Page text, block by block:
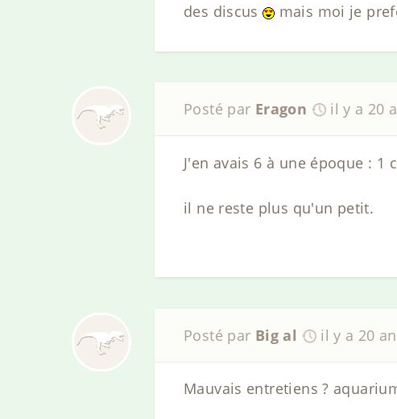
des discus mais moi je
Posté par Eragon il y a 20
J'en avais 6 à une époque :
il ne reste plus qu'un petit.
Posté par Big al il y a 20
Mauvais entretiens ?